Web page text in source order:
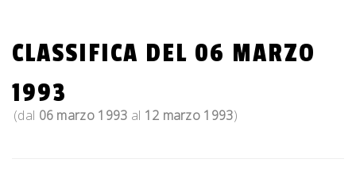
CLASSIFICA DEL 06 MARZO
1993
(dal 06 marzo 1993 al 12 marzo 1993)